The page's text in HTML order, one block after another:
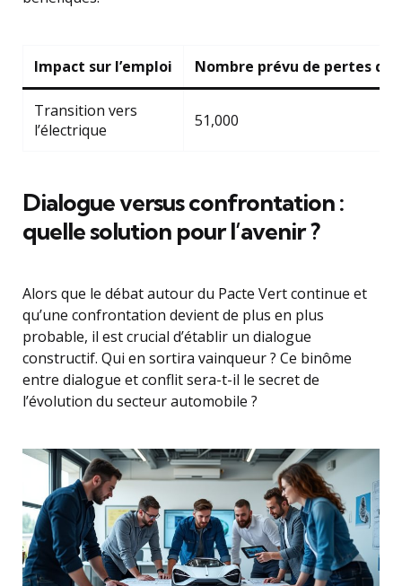
Impact sur l’emploi Nombre prévu de pertes
Transition vers
l’électrique
51,000
Dialogue versus confrontation :
quelle solution pour l’avenir ?
Alors que le débat autour du Pacte Vert continue et
qu’une confrontation devient de plus en plus
probable, il est crucial d’établir un dialogue
constructif. Qui en sortira vainqueur ? Ce binôme
entre dialogue et conflit sera-t-il le secret de
l’évolution du secteur automobile ?